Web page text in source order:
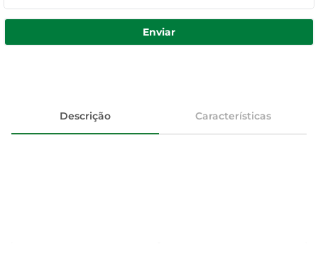
Enviar
Descrição Características